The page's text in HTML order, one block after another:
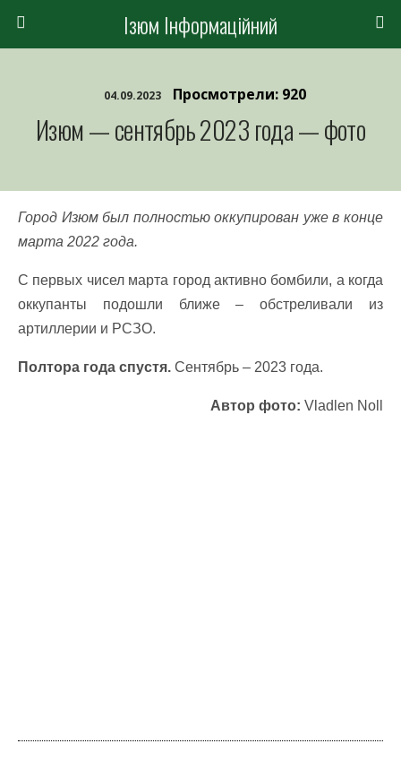
Ізюм Інформаційний
04.09.2023 Просмотрели: 920
Изюм — сентябрь 2023 года — фото
Город Изюм был полностью оккупирован уже в конце
марта 2022 года.
С первых чисел марта город активно бомбили, а когда
оккупанты подошли ближе – обстреливали из
артиллерии и РСЗО.
Полтора года спустя. Сентябрь – 2023 года.
Автор фото: Vladlen Noll